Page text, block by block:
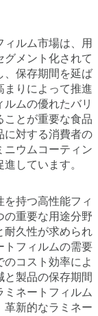
ィルム市場は、用
メント化されて
、保存期間を延ば
まりによって推進
ムの優れたバリ
ことが重要な食品
に対する消費者の
ニウムコーティン
しています。
持つ高性能フィ
の重要な用途分野
耐久性が求められ
トフィルムの需要
コスト効率によ
と製品の保存期間
ミネートフィルム
革新的なラミネー